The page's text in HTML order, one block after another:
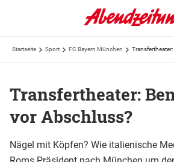
Startseite Sport FC Bayern München
Transfertheater:
vor Abschluss?
Nägel mit Köpfen? Wie italienische